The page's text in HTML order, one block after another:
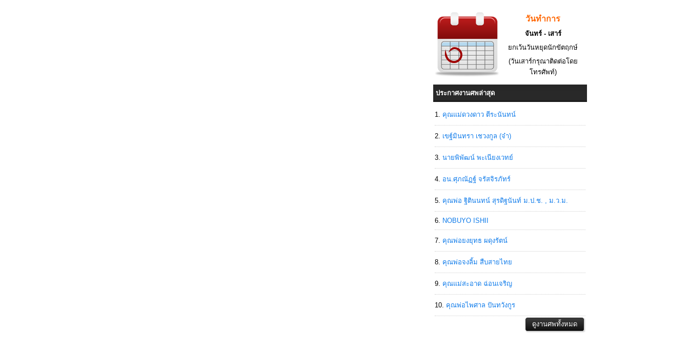
วันทำการ
จันทร์ - เสาร์
ยกเว้นวันหยุดนักขัตฤกษ์
(วันเสาร์กรุณาติดต่อโดย
โทรศัพท์)
ประกาศงานศพล่าสุด
คุณแม่ดวงดาว ตีระนันทน์
เขฐ์มินทรา เชวงกูล (จ๋า)
นายพิพัฒน์ พะเนียงเวทย์
อน.ศุภณัฏฐ์ จรัสจิรภัทร์
คุณพ่อ ฐิตินนทน์ สุรดิฐนันท์ ม.ป.ช. , ม.ว.ม.
NOBUYO ISHII
คุณพ่อยงยุทธ ผดุงรัตน์
คุณพ่อจงลิ้ม สืบสายไทย
คุณแม่สะอาด ฉ่อนเจริญ
คุณพ่อไพศาล ปันทวังกูร